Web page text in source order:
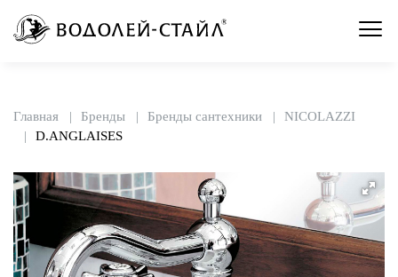
Главная Бренды Бренды сантехники
NICOLAZZI
D.ANGLAISES